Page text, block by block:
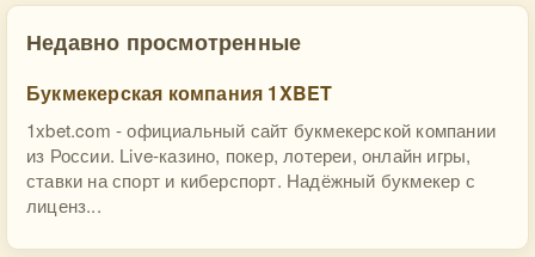
Недавно просмотренные
Букмекерская компания 1XBET
1xbet.com - официальный сайт букмекерской компании
из России. Live-казино, покер, лотереи, онлайн игры,
ставки на спорт и киберспорт. Надёжный букмекер с
лиценз...